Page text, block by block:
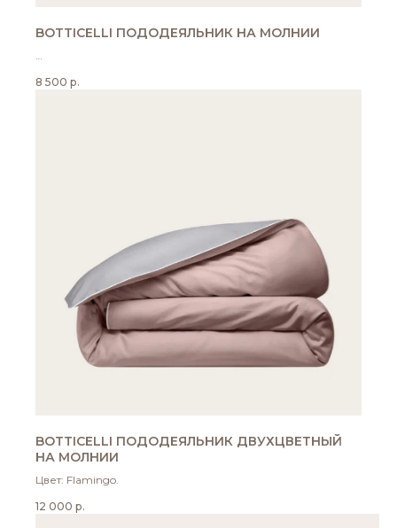
BOTTICELLI ПОДОДЕЯЛЬНИК НА МОЛНИИ
8 500 р.
BOTTICELLI ПОДОДЕЯЛЬНИК ДВУХЦВЕТНЫЙ
НА МОЛНИИ
Цвет: Flamingo.
12 000 р.